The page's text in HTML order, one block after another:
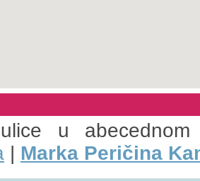
u
| Marka Peričina